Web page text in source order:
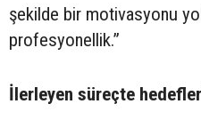
şekilde bir motivasyonu
profesyonellik.”
İlerleyen süreçte